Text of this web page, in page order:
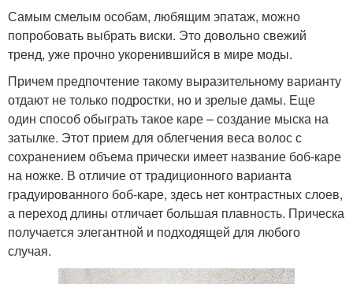
Самым смелым особам, любящим эпатаж, можно
попробовать выбрать виски. Это довольно свежий
тренд, уже прочно укоренившийся в мире моды.
Причем предпочтение такому выразительному варианту
отдают не только подростки, но и зрелые дамы. Еще
один способ обыграть такое каре – создание мыска на
затылке. Этот прием для облегчения веса волос с
сохранением объема прически имеет название боб-каре
на ножке. В отличие от традиционного варианта
градуированного боб-каре, здесь нет контрастных слоев,
а переход длины отличает большая плавность. Прическа
получается элегантной и подходящей для любого
случая.